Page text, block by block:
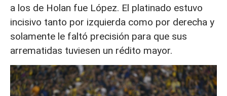
a los de Holan fue López. El platinado estuvo
incisivo tanto por izquierda como por derecha y
solamente le faltó precisión para que sus
arrematidas tuviesen un rédito mayor.